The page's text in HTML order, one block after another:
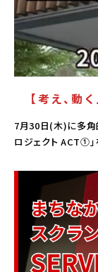
【考え、
7月30日(木)に多角
ロジェクト ACT①
PICK UP